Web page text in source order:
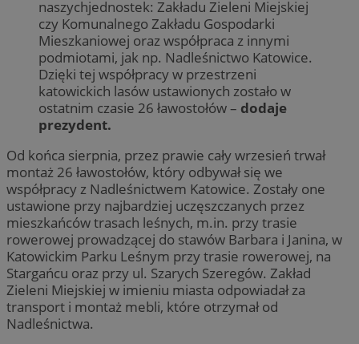
naszychjednostek: Zakładu Zieleni Miejskiej
czy Komunalnego Zakładu Gospodarki
Mieszkaniowej oraz współpraca z innymi
podmiotami, jak np. Nadleśnictwo Katowice.
Dzięki tej współpracy w przestrzeni
katowickich lasów ustawionych zostało w
ostatnim czasie 26 ławostołów – dodaje
prezydent.
Od końca sierpnia, przez prawie cały wrzesień trwał
montaż 26 ławostołów, który odbywał się we
współpracy z Nadleśnictwem Katowice. Zostały one
ustawione przy najbardziej uczęszczanych przez
mieszkańców trasach leśnych, m.in. przy trasie
rowerowej prowadzącej do stawów Barbara i Janina, w
Katowickim Parku Leśnym przy trasie rowerowej, na
Stargańcu oraz przy ul. Szarych Szeregów. Zakład
Zieleni Miejskiej w imieniu miasta odpowiadał za
transport i montaż mebli, które otrzymał od
Nadleśnictwa.